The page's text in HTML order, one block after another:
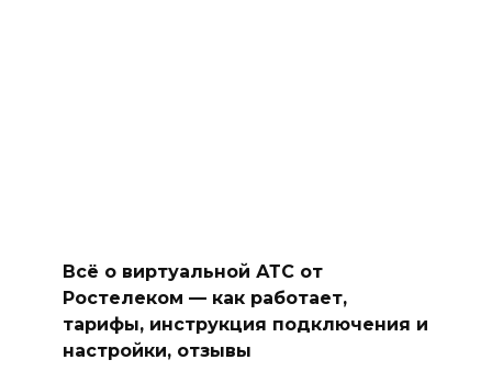
Всё о виртуальной АТС от
Ростелеком — как работает,
тарифы, инструкция подключения и
настройки, отзывы